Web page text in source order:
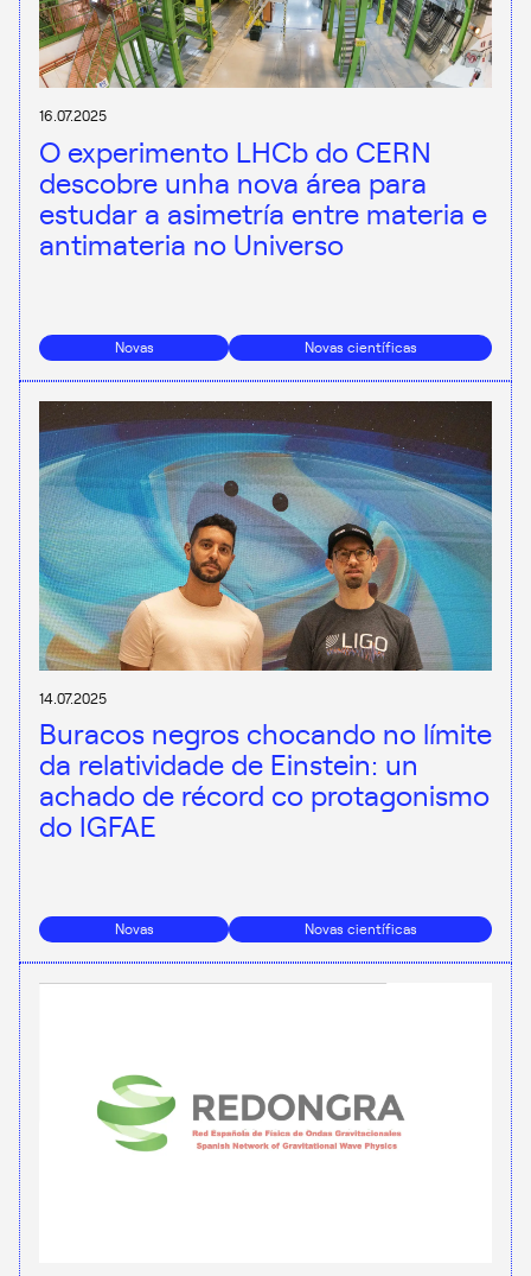
16.07.2025
O experimento LHCb do CERN
descobre unha nova área para
estudar a asimetría entre materia e
antimateria no Universo
Novas Novas científicas
14.07.2025
Buracos negros chocando no límite
da relatividade de Einstein: un
achado de récord co protagonismo
do IGFAE
Novas Novas científicas